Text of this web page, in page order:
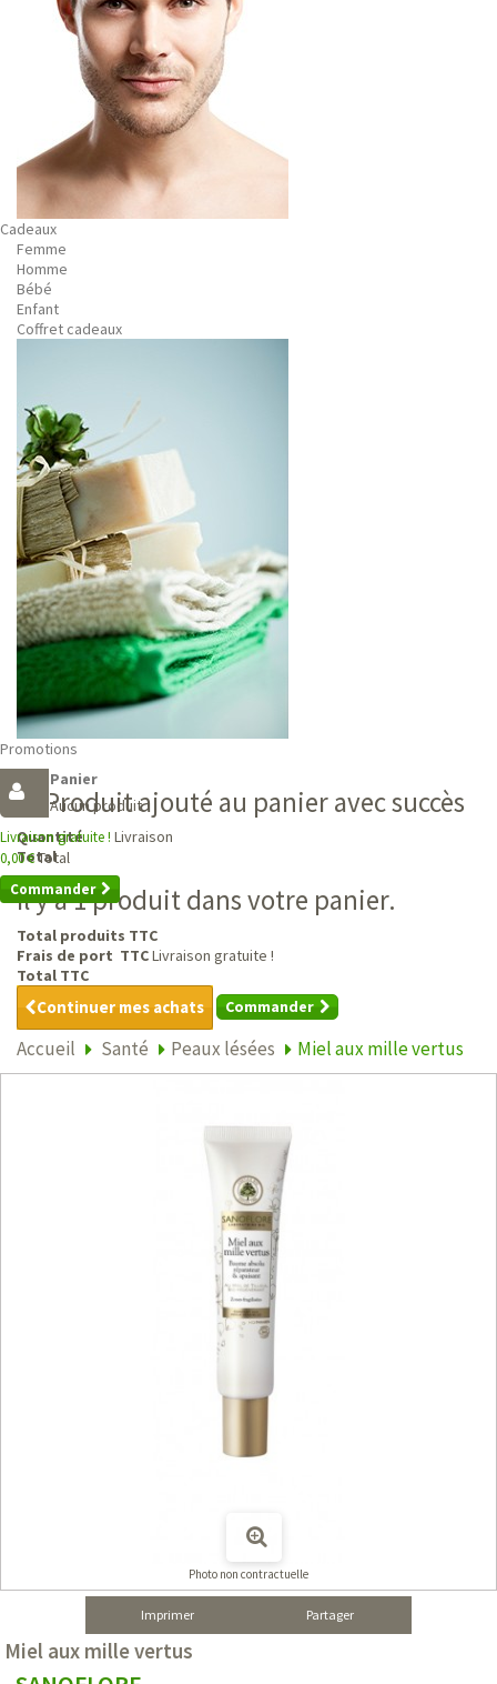
Cadeaux
Femme
Homme
Bébé
Enfant
Coffret cadeaux
Promotions
Panier
Aucun produit
Livraison gratuite ! Livraison
0,00 €Total
Commander
Produit ajouté au panier avec succès
Quantité
Total
Il y a 1 produit dans votre panier.
Total produits TTC
Frais de port TTCLivraison gratuite !
Total TTC
Continuer mes achats Commander
Accueil Santé Peaux lésées Miel aux mille vertus
Photo non contractuelle
Imprimer Partager
Miel aux mille vertus